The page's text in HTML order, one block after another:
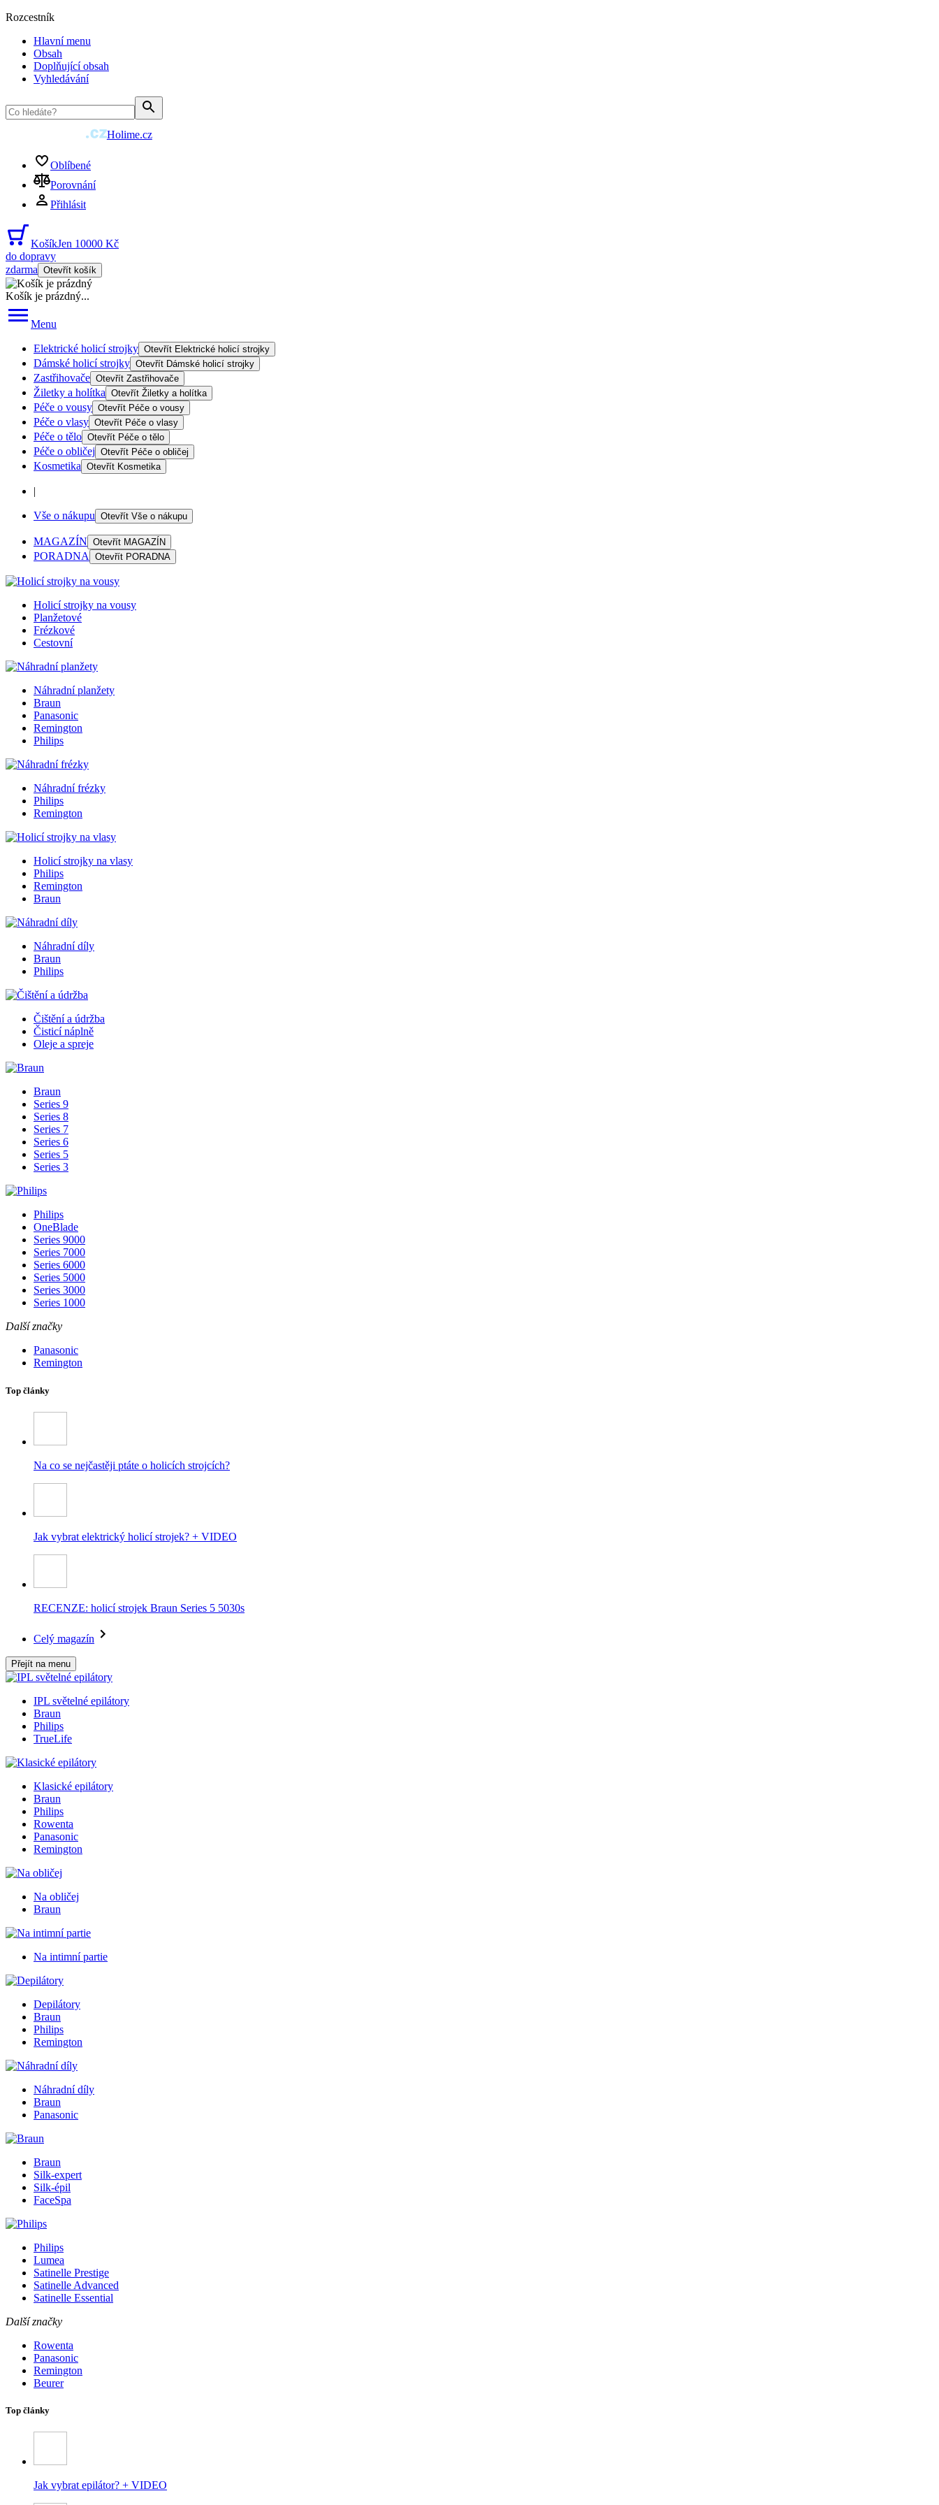
Rozcestník
Hlavní menu
Obsah
Doplňující obsah
Vyhledávání
Holime.cz
Oblíbené
Porovnání
Přihlásit
KošíkJen 10000 Kč
do dopravy
zdarma Otevřít košík
Košík je prázdný...
Menu
Elektrické holicí strojky Otevřít Elektrické holicí strojky
Dámské holicí strojky Otevřít Dámské holicí strojky
Zastřihovače Otevřít Zastřihovače
Žiletky a holítka Otevřít Žiletky a holítka
Péče o vousy Otevřít Péče o vousy
Péče o vlasy Otevřít Péče o vlasy
Péče o tělo Otevřít Péče o tělo
Péče o obličej Otevřít Péče o obličej
Kosmetika Otevřít Kosmetika
|
Vše o nákupu Otevřít Vše o nákupu
MAGAZÍN Otevřít MAGAZÍN
PORADNA Otevřít PORADNA
Holicí strojky na vousy
Planžetové
Frézkové
Cestovní
Náhradní planžety
Braun
Panasonic
Remington
Philips
Náhradní frézky
Philips
Remington
Holicí strojky na vlasy
Philips
Remington
Braun
Náhradní díly
Braun
Philips
Čištění a údržba
Čisticí náplně
Oleje a spreje
Braun
Series 9
Series 8
Series 7
Series 6
Series 5
Series 3
Philips
OneBlade
Series 9000
Series 7000
Series 6000
Series 5000
Series 3000
Series 1000
Další značky
Panasonic
Remington
Top články
Na co se nejčastěji ptáte o holicích strojcích?
Jak vybrat elektrický holicí strojek? + VIDEO
RECENZE: holicí strojek Braun Series 5 5030s
Celý magazín
Přejít na menu
IPL světelné epilátory
Braun
Philips
TrueLife
Klasické epilátory
Braun
Philips
Rowenta
Panasonic
Remington
Na obličej
Braun
Na intimní partie
Depilátory
Braun
Philips
Remington
Náhradní díly
Braun
Panasonic
Braun
Silk-expert
Silk-épil
FaceSpa
Philips
Lumea
Satinelle Prestige
Satinelle Advanced
Satinelle Essential
Další značky
Rowenta
Panasonic
Remington
Beurer
Top články
Jak vybrat epilátor? + VIDEO